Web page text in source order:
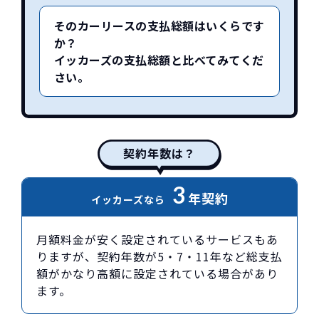
そのカーリースの支払総額はいくらです
か？
イッカーズの支払総額と比べてみてくだ
さい。
契約年数は？
イッカーズなら 3 年契約
月額料金が安く設定されているサービスもあ
りますが、契約年数が5・7・11年など総支払
額がかなり高額に設定されている場合があり
ます。